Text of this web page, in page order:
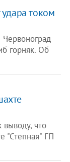
током
горняк. Об
что
"Степная" ГП